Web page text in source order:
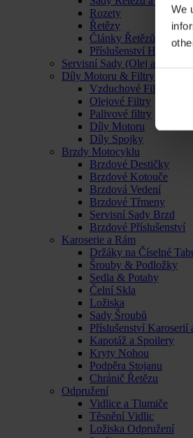
We
Rozety
Řetězy
Články Řetězů
Příslušenství Hnacího
Servisní Sady (Olej a Filtr)
Díly Motoru & Filtry
Vzduchové Filtry
Olejové Filtry
Palivové filtry
Díly Motoru
Díly Spojky
Brzdy Motocyklu
Brzdové Destičky
Brzdové Kotouče
Brzdová Vedení
Brzdové Třmeny
Servisní Sady Brzd
Brzdové Příslušenství
Karoserie a Rám
Držáky na Číselné
Šrouby & Podložky
Sedla & Potahy
Čelní Skla
Ložiska
Sady Šroubů
Příslušenství Karoserií
Kapotáž a Spoilery
Kryty Nohou
Podpěra Stojanu
Chránič Řetězu
Odpružení
Vidlice a Tlumiče
Těsnění Vidlic
Ložiska Odpružení